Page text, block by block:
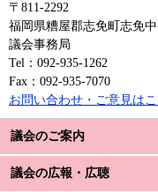
議会のご案内
議会の広報・広聴
〒811-2292
福岡県糟屋郡志免町志免
議会事務局
Tel：092-935-1262
Fax：092-935-7070
お問い合わせ・ご意見は